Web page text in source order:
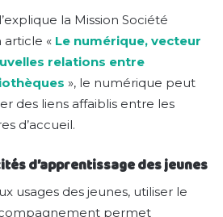
la Mission Société
article « Le numérique, vecteur
relations entre
», le numérique peut
des liens affaiblis entre les
d’accueil.
d’apprentissage des jeunes
usages des jeunes, utiliser le
permet